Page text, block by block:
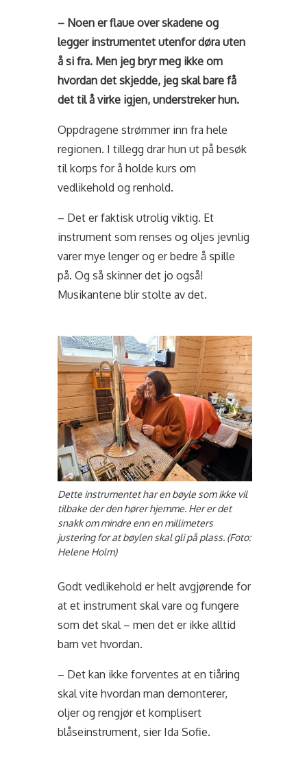
– Noen er flaue over skadene og
legger instrumentet utenfor døra uten
å si fra. Men jeg bryr meg ikke om
hvordan det skjedde, jeg skal bare få
det til å virke igjen, understreker hun.
Oppdragene strømmer inn fra hele
regionen. I tillegg drar hun ut på besøk
til korps for å holde kurs om
vedlikehold og renhold.
– Det er faktisk utrolig viktig. Et
instrument som renses og oljes jevnlig
varer mye lenger og er bedre å spille
på. Og så skinner det jo også!
Musikantene blir stolte av det.
Dette instrumentet har en bøyle som ikke vil
tilbake der den hører hjemme. Her er det
snakk om mindre enn en millimeters
justering for at bøylen skal gli på plass. (Foto:
Helene Holm)
Godt vedlikehold er helt avgjørende for
at et instrument skal vare og fungere
som det skal – men det er ikke alltid
barn vet hvordan.
– Det kan ikke forventes at en tiåring
skal vite hvordan man demonterer,
oljer og rengjør et komplisert
blåseinstrument, sier Ida Sofie.